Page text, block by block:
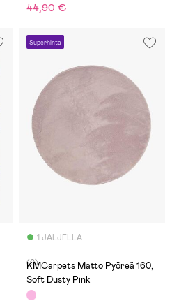
44,90 €
Superhinta
1 JÄLJELLÄ
(0)
KMCarpets Matto Pyöreä 160,
Soft Dusty Pink